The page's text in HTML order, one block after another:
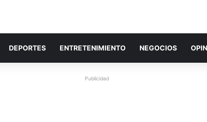
DEPORTES ENTRETENIMIENTO NEGOCIOS
Publicidad